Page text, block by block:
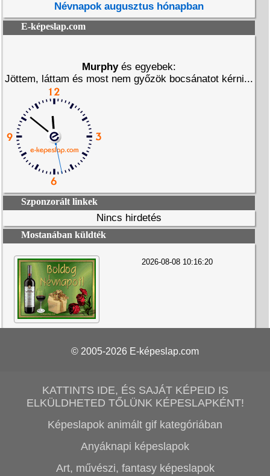
Névnapok augusztus hónapban
E-képeslap.com
Murphyés egyebek:
Jöttem, láttam és most nem győzök bocsánatot kérni...
Szponzorált linkek
Nincs hirdetés
Mostanában küldték
2026-08-08 10:16:20
© 2005-2026 E-képeslap.com
KATTINTS IDE, ÉS SAJÁT KÉPEID IS
ELKÜLDHETED TŐLÜNK KÉPESLAPKÉNT!
Képeslapok animált gif kategóriában
Anyáknapi képeslapok
Art, művészi, fantasy képeslapok